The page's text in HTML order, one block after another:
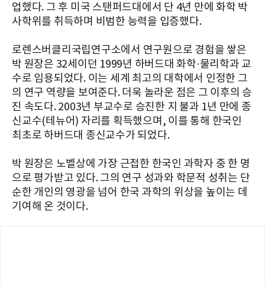
업했다. 그 후 미국 스탠퍼드대에서 단 4년 만에 화학 박
사학위를 취득하며 비범한 능력을 입증했다.
로렌스버클리국립연구소에서 연구원으로 경험을 쌓은
박 원장은 32세이던 1999년 하버드대 화학·물리학과 교
수로 임용되었다. 이는 세계 최고의 대학에서 인정한 그
의 연구 역량을 보여준다. 더욱 놀라운 점은 그 이후의 승
진 속도다. 2003년 부교수로 승진한 지 불과 1년 만에 종
신교수(테뉴어) 자리를 획득했으며, 이를 통해 한국인
최초로 하버드대 종신교수가 되었다.
박 원장은 노벨상에 가장 근접한 한국인 과학자 중 한 명
으로 평가받고 있다. 그의 연구 성과와 학문적 성취는 단
순한 개인의 영광을 넘어 한국 과학의 위상을 높이는 데
기여해 온 것이다.